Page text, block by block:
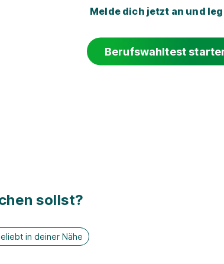
Melde dich jetzt an und leg
Berufswahltest
sollst?
in deiner Nähe